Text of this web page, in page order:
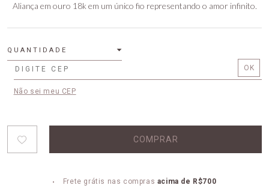
Aliança em ouro 18k em um único fio representando o amor infinito.
QUANTIDADE
Não sei meu CEP
COMPRAR
Frete grátis nas compras acima de R$700